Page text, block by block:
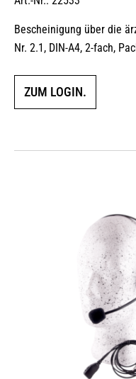
Bescheinigung über die
Nr. 2.1, DIN-A4, 2-fach,
ZUM LOGIN.